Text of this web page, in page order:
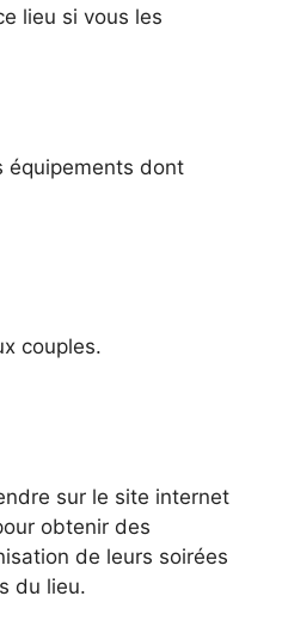
lieu si vous les
équipements dont
couples.
sur le site internet
obtenir des
de leurs soirées
du lieu.